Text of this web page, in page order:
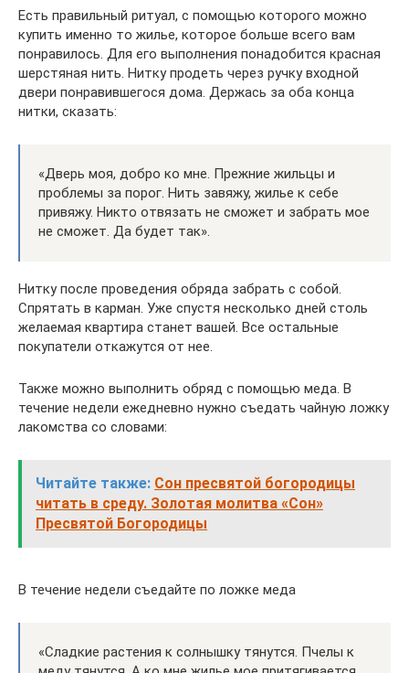
Есть правильный ритуал, с помощью которого можно
купить именно то жилье, которое больше всего вам
понравилось. Для его выполнения понадобится красная
шерстяная нить. Нитку продеть через ручку входной
двери понравившегося дома. Держась за оба конца
нитки, сказать:
«Дверь моя, добро ко мне. Прежние жильцы и
проблемы за порог. Нить завяжу, жилье к себе
привяжу. Никто отвязать не сможет и забрать мое
не сможет. Да будет так».
Нитку после проведения обряда забрать с собой.
Спрятать в карман. Уже спустя несколько дней столь
желаемая квартира станет вашей. Все остальные
покупатели откажутся от нее.
Также можно выполнить обряд с помощью меда. В
течение недели ежедневно нужно съедать чайную ложку
лакомства со словами:
Читайте также: Сон пресвятой богородицы
читать в среду. Золотая молитва «Сон»
Пресвятой Богородицы
В течение недели съедайте по ложке меда
«Сладкие растения к солнышку тянутся. Пчелы к